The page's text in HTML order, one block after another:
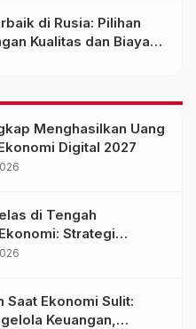
di Rusia: Pilihan
Kualitas dan Biaya
Menghasilkan Uang
Digital 2027
di Tengah
Strategi
di Era Digital
Saat Ekonomi Sulit:
Keuangan,